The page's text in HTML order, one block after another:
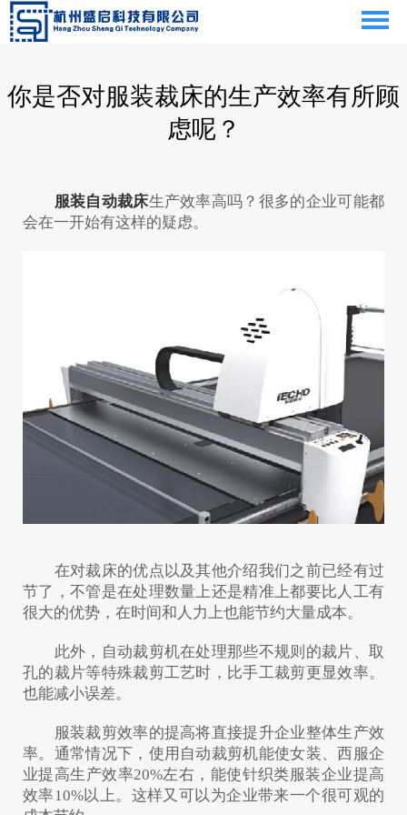
你是否对服装裁床的生产效率有所顾
虑呢？
服装自动裁床生产效率高吗？很多的企业可能都
会在一开始有这样的疑虑。
在对裁床的优点以及其他介绍我们之前已经有过
节了，不管是在处理数量上还是精准上都要比人工有
很大的优势，在时间和人力上也能节约大量成本。
此外，自动裁剪机在处理那些不规则的裁片、取
孔的裁片等特殊裁剪工艺时，比手工裁剪更显效率。
也能减小误差。
服装裁剪效率的提高将直接提升企业整体生产效
率。通常情况下，使用自动裁剪机能使女装、西服企
业提高生产效率20%左右，能使针织类服装企业提高
效率10%以上。这样又可以为企业带来一个很可观的